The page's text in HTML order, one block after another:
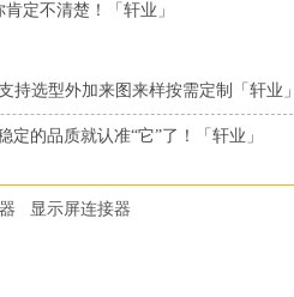
定不清楚！「轩业」
持选型外加来图来样按需定制「轩业」
定的品质就认准“它”了！「轩业」
显示屏连接器